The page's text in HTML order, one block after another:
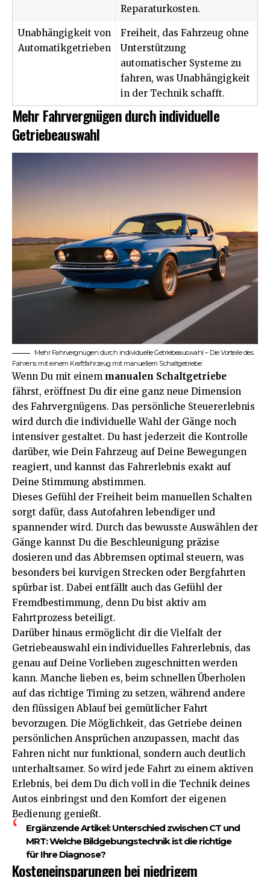
Reparaturkosten.
Unabhängigkeit von
Automatikgetrieben
Freiheit, das Fahrzeug ohne
Unterstützung
automatischer Systeme zu
fahren, was Unabhängigkeit
in der Technik schafft.
Mehr Fahrvergnügen durch individuelle
Getriebeauswahl
Mehr Fahrvergnügen durch individuelle Getriebeauswahl – Die Vorteile des
Fahrens mit einem Kraftfahrzeug mit manuellem Schaltgetriebe
Wenn Du mit einem manualen Schaltgetriebe
fährst, eröffnest Du dir eine ganz neue Dimension
des Fahrvergnügens. Das persönliche Steuererlebnis
wird durch die individuelle Wahl der Gänge noch
intensiver gestaltet. Du hast jederzeit die Kontrolle
darüber, wie Dein Fahrzeug auf Deine Bewegungen
reagiert, und kannst das Fahrerlebnis exakt auf
Deine Stimmung abstimmen.
Dieses Gefühl der Freiheit beim manuellen Schalten
sorgt dafür, dass Autofahren lebendiger und
spannender wird. Durch das bewusste Auswählen der
Gänge kannst Du die Beschleunigung präzise
dosieren und das Abbremsen optimal steuern, was
besonders bei kurvigen Strecken oder Bergfahrten
spürbar ist. Dabei entfällt auch das Gefühl der
Fremdbestimmung, denn Du bist aktiv am
Fahrtprozess beteiligt.
Darüber hinaus ermöglicht dir die Vielfalt der
Getriebeauswahl ein individuelles Fahrerlebnis, das
genau auf Deine Vorlieben zugeschnitten werden
kann. Manche lieben es, beim schnellen Überholen
auf das richtige Timing zu setzen, während andere
den flüssigen Ablauf bei gemütlicher Fahrt
bevorzugen. Die Möglichkeit, das Getriebe deinen
persönlichen Ansprüchen anzupassen, macht das
Fahren nicht nur funktional, sondern auch deutlich
unterhaltsamer. So wird jede Fahrt zu einem aktiven
Erlebnis, bei dem Du dich voll in die Technik deines
Autos einbringst und den Komfort der eigenen
Bedienung genießt.
Ergänzende Artikel:Unterschied zwischen CT und
MRT: Welche Bildgebungstechnik ist die richtige
für Ihre Diagnose?
Kosteneinsparungen bei niedrigem